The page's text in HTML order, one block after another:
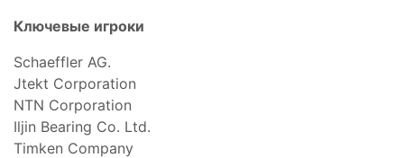
Ключевые игроки
Schaeffler AG.
Jtekt Corporation
NTN Corporation
Iljin Bearing Co. Ltd.
Timken Company